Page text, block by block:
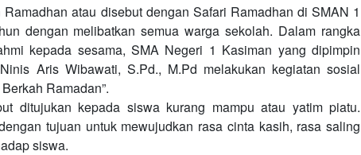
atau disebut dengan Safari Ramadhan di SMAN 1
dengan melibatkan semua warga sekolah. Dalam rangka
kepada sesama, SMA Negeri 1 Kasiman yang dipimpin
Aris Wibawati, S.Pd., M.Pd melakukan kegiatan sosial
Ramadan”.
ditujukan kepada siswa kurang mampu atau yatim piatu.
tujuan untuk mewujudkan rasa cinta kasih, rasa saling
siswa.